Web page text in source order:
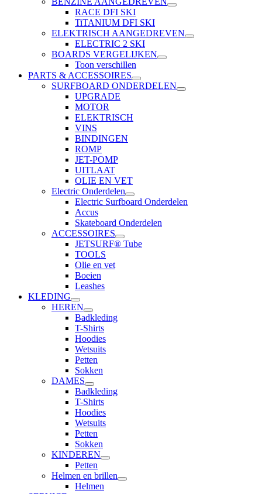
RACE DFI SKI
TiTANIUM DFI SKI
ELEKTRISCH AANGEDREVEN
ELECTRIC 2 SKI
BOARDS VERGELIJKEN
Toon verschillen
PARTS & ACCESSOIRES
SURFBOARD ONDERDELEN
UPGRADE
MOTOR
ELEKTRISCH
VINS
BINDINGEN
ROMP
JET-POMP
UITLAAT
OLIE EN VET
Electric Onderdelen
Electric Surfboard Onderdelen
Accus
Skateboard Onderdelen
ACCESSOIRES
JETSURF® Tube
TOOLS
Olie en vet
Boeien
Leashes
KLEDING
HEREN
Badkleding
T-Shirts
Hoodies
Wetsuits
Petten
Sokken
DAMES
Badkleding
T-Shirts
Hoodies
Wetsuits
Petten
Sokken
KINDEREN
Petten
Helmen en brillen
Helmen